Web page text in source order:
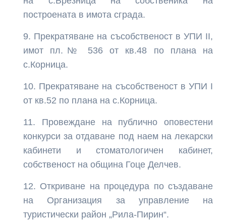
построената в имота сграда.
Прекратяване на съсобственост в УПИ ІІ,
имот пл.№ 536 от кв.48 по плана на
с.Корница.
Прекратяване на съсобственост в УПИ І
от кв.52 по плана на с.Корница.
Провеждане на публично оповестени
конкурси за отдаване под наем на лекарски
кабинети и стоматологичен кабинет,
собственост на община Гоце Делчев.
Откриване на процедура по създаване
на Организация за управление на
туристически район „Рила-Пирин“.